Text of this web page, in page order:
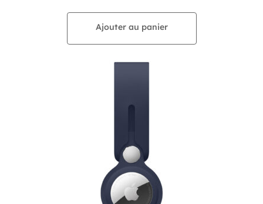
Ajouter au panier